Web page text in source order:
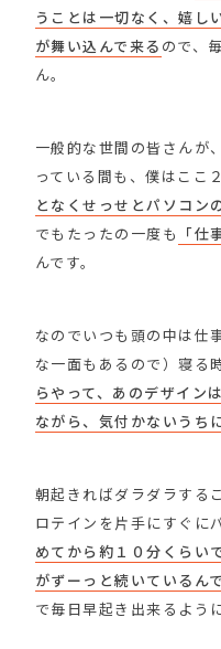
うことは一切なく、嬉し
が舞い込んで来る ので、
ん。
一般的な世間の皆さんが
っている間も、僕はここ
となくせっせとパソコン
でもたったの一度も 「
んです。
なのでいつも頭の中は仕
な一面もあるので）寝る
らやって、あのデザイン
ながら、気付かないうち
朝起きればダラダラする
ロテインを片手にすぐに
めてから約１０分くらい
がずーっと続いているん
で毎日早起き出来るよう